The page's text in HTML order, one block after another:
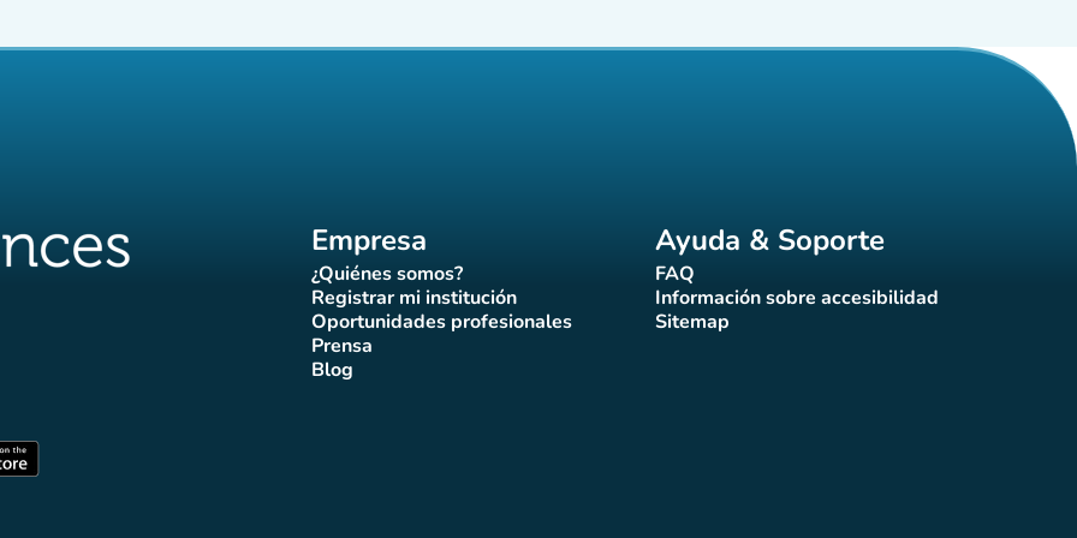
pestaña)
Empresa
¿Quiénes somos?
(nueva pestaña)
Registrar mi institución
(nueva pestaña)
Oportunidades profesionales
(nueva pestaña)
Prensa(nueva pestaña)
Blog(nueva pestaña)
Ayuda & Soporte
FAQ(nueva pestaña)
Información sobre accesibilidad
(nueva pestaña)
Sitemap(nueva pestaña)